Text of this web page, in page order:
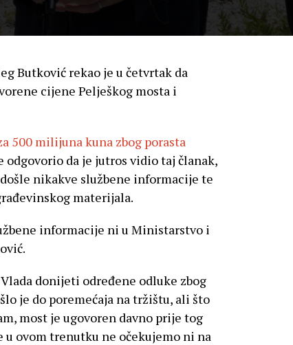
Butković rekao je u četvrtak da
cijene Pelješkog mosta i
500 milijuna kuna zbog porasta
odgovorio da je jutros vidio taj članak,
nikakve službene informacije te
materijala.
informacije ni u Ministarstvo i
donijeti određene odluke zbog
je do poremećaja na tržištu, ali što
most je ugovoren davno prije tog
ovom trenutku ne očekujemo ni na